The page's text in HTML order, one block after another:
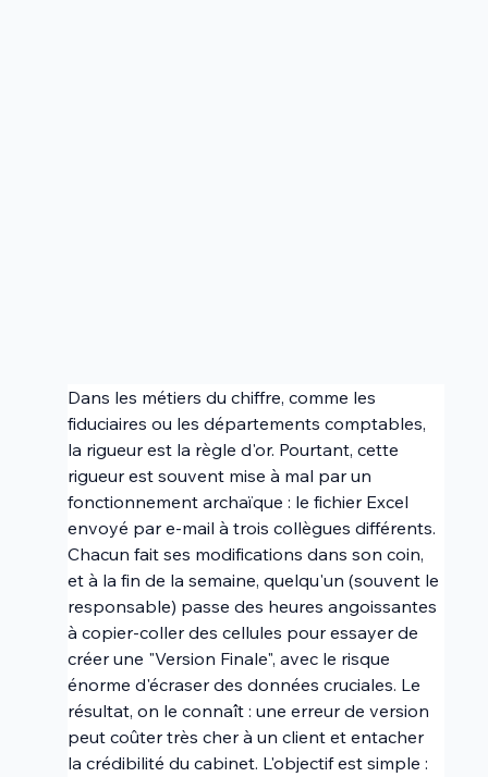
Dans les métiers du chiffre, comme les
fiduciaires ou les départements comptables,
la rigueur est la règle d'or. Pourtant, cette
rigueur est souvent mise à mal par un
fonctionnement archaïque : le fichier Excel
envoyé par e-mail à trois collègues différents.
Chacun fait ses modifications dans son coin,
et à la fin de la semaine, quelqu'un (souvent le
responsable) passe des heures angoissantes
à copier-coller des cellules pour essayer de
créer une "Version Finale", avec le risque
énorme d'écraser des données cruciales. Le
résultat, on le connaît : une erreur de version
peut coûter très cher à un client et entacher
la crédibilité du cabinet. L'objectif est simple :